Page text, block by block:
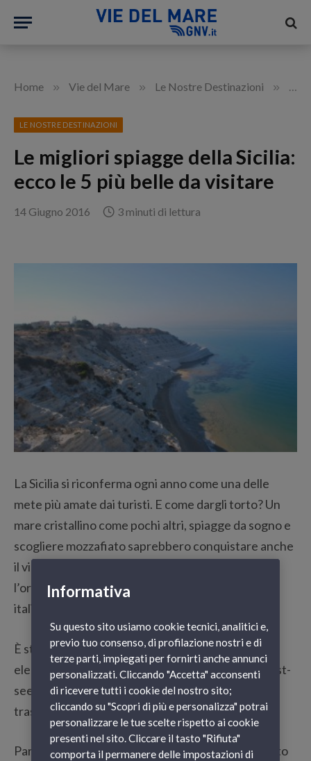
Home » Vie del Mare » Le Nostre Destinazioni » Le
LE NOSTRE DESTINAZIONI
Le migliori spiagge della Sicilia:
ecco le 5 più belle da visitare
14 Giugno 2016 3 minuti di lettura
La Sicilia si riconferma ogni anno come una delle
mete più amate dai turisti. E come dargli torto? Un
mare cristallino come pochi altri, spiagge da sogno e
scogliere mozzafiato saprebbero conquistare anche
il viaggiatore più difficile. Se siete alle prese con
l’organizzazione del vostro soggiorno nell’isola
italiana, non potete perdervi questo articolo!
È stato difficile, ma abbiamo provato a stilare una
elenco delle5 spiagge più belle della Sicilia. I must-
see places da vedere se avrete il piacere di
trascorrere qualche giorno in terra sicula.
Partiamo conScoppello, un borgo marinaro situato
Informativa
Su questo sito usiamo cookie tecnici, analitici e,
previo tuo consenso, di profilazione nostri e di
terze parti, impiegati per fornirti anche annunci
personalizzati. Cliccando "Accetta" acconsenti
di ricevere tutti i cookie del nostro sito;
cliccando su "Scopri di più e personalizza" potrai
personalizzare le tue scelte rispetto ai cookie
presenti nel sito. Cliccare il tasto "Rifiuta"
comporta il permanere delle impostazioni di